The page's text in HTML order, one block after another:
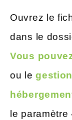
Ouvrez le
dans le
Vous
ou le
le paramètre